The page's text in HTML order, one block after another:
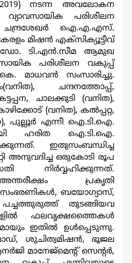
നടന്ന അവലോകന
പരിശീലന
ചന്ദ്രശേഖര്‍ ഐ.എ.എസ്.
മിഷന്‍ എക്സിക്യൂട്ടീവ്
ടി.എന്‍.സീമ ആമുഖ
പരിശീലന വകുപ്പ്
മാധവന്‍ സംസാരിച്ചു.
ചന്ദനത്തോപ്പ്,
ചാലക്കുടി (വനിത),
(വനിത), കല്‍പ്പറ്റ,
പുല്ലൂര്‍ എന്നീ ഐ.ടി.ഐ.
ഹരിത ഐ.ടി.ഐ.
ഇതുസംബന്ധിച്ച
അനുവദിച്ച ഒരുകോടി രൂപ
നിര്‍വ്വഹിക്കുന്നത്.
പ്രകൃതി
ബയോഗ്യാസ്,
പച്ചത്തുരുത്ത് തുടങ്ങിയവ
ഫലവൃക്ഷത്തൈകള്‍
ഇതില്‍ ഉള്‍പ്പെടുന്നു.
ശുചിത്വമിഷന്‍, ഭൂജല
മാനേജ്മെന്‍റ് സെന്‍റര്‍,